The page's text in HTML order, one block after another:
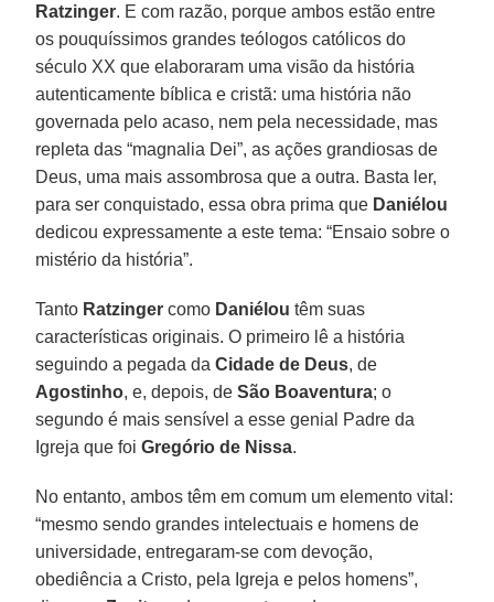
Ratzinger. E com razão, porque ambos estão entre
os pouquíssimos grandes teólogos católicos do
século XX que elaboraram uma visão da história
autenticamente bíblica e cristã: uma história não
governada pelo acaso, nem pela necessidade, mas
repleta das “magnalia Dei”, as ações grandiosas de
Deus, uma mais assombrosa que a outra. Basta ler,
para ser conquistado, essa obra prima que Daniélou
dedicou expressamente a este tema: “Ensaio sobre o
mistério da história”.
Tanto Ratzinger como Daniélou têm suas
características originais. O primeiro lê a história
seguindo a pegada daCidade de Deus, de
Agostinho, e, depois, deSão Boaventura; o
segundo é mais sensível a esse genial Padre da
Igreja que foiGregório de Nissa.
No entanto, ambos têm em comum um elemento vital:
“mesmo sendo grandes intelectuais e homens de
universidade, entregaram-se com devoção,
obediência a Cristo, pela Igreja e pelos homens”,